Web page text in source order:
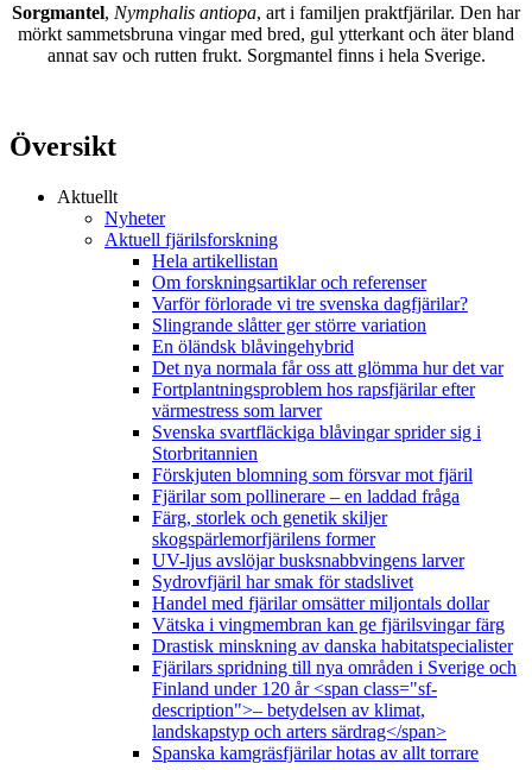
Sorgmantel, Nymphalis antiopa, art i familjen praktfjärilar. Den har
mörkt sammetsbruna vingar med bred, gul ytterkant och äter bland
annat sav och rutten frukt. Sorgmantel finns i hela Sverige.
Översikt
Aktuellt
Nyheter
Aktuell fjärilsforskning
Hela artikellistan
Om forskningsartiklar och referenser
Varför förlorade vi tre svenska dagfjärilar?
Slingrande slåtter ger större variation
En öländsk blåvingehybrid
Det nya normala får oss att glömma hur det var
Fortplantningsproblem hos rapsfjärilar efter
värmestress som larver
Svenska svartfläckiga blåvingar sprider sig i
Storbritannien
Förskjuten blomning som försvar mot fjäril
Fjärilar som pollinerare – en laddad fråga
Färg, storlek och genetik skiljer
skogspärlemorfjärilens former
UV-ljus avslöjar busksnabbvingens larver
Sydrovfjäril har smak för stadslivet
Handel med fjärilar omsätter miljontals dollar
Vätska i vingmembran kan ge fjärilsvingar färg
Drastisk minskning av danska habitatspecialister
Fjärilars spridning till nya områden i Sverige och
Finland under 120 år <span class="sf-
description">– betydelsen av klimat,
landskapstyp och arters särdrag</span>
Spanska kamgräsfjärilar hotas av allt torrare